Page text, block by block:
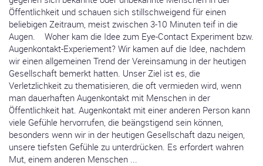
Öffentlichkeit und schauen sich stillschweigend für einen
beliebigen Zeitraum, meist zwischen 3-10 Minuten teif in die
Augen. Woher kam die Idee zum Eye-Contact Experiment bzw.
Augenkontakt-Experiement? Wir kamen auf die Idee, nachdem
wir einen allgemeinen Trend der Vereinsamung in der heutigen
Gesellschaft bemerkt hatten. Unser Ziel ist es, die
Verletzlichkeit zu thematisieren, die oft vermieden wird, wenn
man dauerhaften Augenkontakt mit Menschen in der
Öffentlichkeit hat. Augenkontakt mit einer anderen Person kann
viele Gefühle hervorrufen, die beängstigend sein können,
besonders wenn wir in der heutigen Gesellschaft dazu neigen,
unsere tiefsten Gefühle zu unterdrücken. Es erfordert wahren
Mut, einem anderen Menschen ...